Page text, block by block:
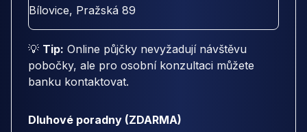
Bílovice, Pražská 89
💡 Tip: Online půjčky nevyžadují návštěvu
pobočky, ale pro osobní konzultaci můžete
banku kontaktovat.
Dluhové poradny (ZDARMA)